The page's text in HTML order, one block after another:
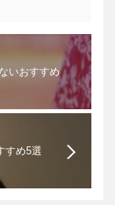
いおすすめ
すめ5選